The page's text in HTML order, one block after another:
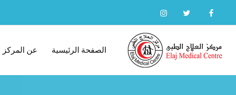
الصفحة الرئيسية عن المركز